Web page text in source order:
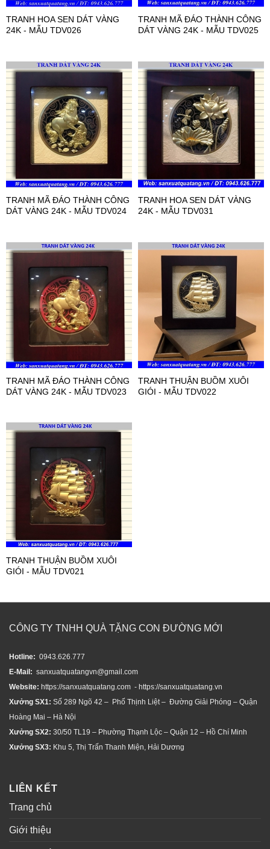
TRANH HOA SEN DÁT VÀNG
24K - MẪU TDV026
TRANH MÃ ĐÁO THÀNH CÔNG
DÁT VÀNG 24K - MẪU TDV025
TRANH MÃ ĐÁO THÀNH CÔNG
DÁT VÀNG 24K - MẪU TDV024
TRANH HOA SEN DÁT VÀNG
24K - MẪU TDV031
TRANH MÃ ĐÁO THÀNH CÔNG
DÁT VÀNG 24K - MẪU TDV023
TRANH THUẬN BUỒM XUÔI
GIÓI - MẪU TDV022
TRANH THUẬN BUỒM XUÔI
GIÓI - MẪU TDV021
CÔNG TY TNHH QUÀ TẶNG CON ĐƯỜNG MỚI
Hotline: 0943.626.777
E-Mail: sanxuatquatangvn@gmail.com
Website: https://sanxuatquatang.com - https://sanxuatquatang.vn
Xưởng SX1: Số 289 Ngõ 42 – Phố Thịnh Liệt – Đường Giải Phóng – Quận
Hoàng Mai – Hà Nội
Xưởng SX2: 30/50 TL19 – Phường Thạnh Lộc – Quận 12 – Hồ Chí Minh
Xưởng SX3: Khu 5, Thị Trấn Thanh Miện, Hải Dương
LIÊN KẾT
Trang chủ
Giới thiệu